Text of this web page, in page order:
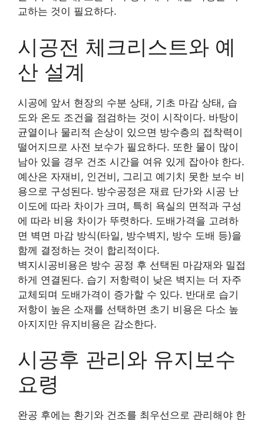
교하는 것이 필요하다.
시공전 체크리스트와 예
산 설계
시공에 앞서 현장의 수분 상태, 기초 마감 상태, 습
도와 온도 조건을 점검하는 것이 시작이다. 바탕이
균열이나 물리적 손상이 있으면 방수층의 접착력이
떨어지므로 사전 보수가 필요하다. 또한 물이 많이
남아 있을 경우 건조 시간을 여유 있게 잡아야 한다.
예산은 자재비, 인건비, 그리고 예기치 못한 보수 비
용으로 구성된다. 방수공정은 재료 단가와 시공 난
이도에 따라 차이가 크며, 특히 욕실의 면적과 구성
에 따라 비용 차이가 뚜렷하다. 도배가격을 고려하
면 벽면 마감 방식(타일, 방수벽지, 방수 도배 등)을
함께 결정하는 것이 합리적이다.
벽지시공비용은 방수 공정 후 선택된 마감재와 밀접
하게 연결된다. 습기 저항력이 낮은 벽지는 더 자주
교체되며 도배가격이 증가할 수 있다. 반대로 습기
저항이 높은 소재를 선택하면 초기 비용은 다소 높
아지지만 유지비용은 감소한다.
시공후 관리와 유지보수
요령
완공 후에는 환기와 건조를 최우선으로 관리해야 한